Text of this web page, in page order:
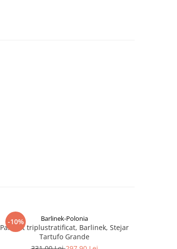
-10% Barlinek-Polonia
Parchet triplustratificat, Barlinek, Stejar
Tartufo Grande